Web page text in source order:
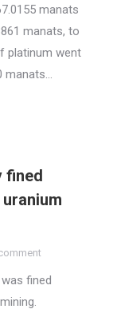
manats
manats, to
platinum went
manats…
fined
fined